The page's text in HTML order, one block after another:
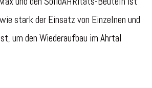
stark der Einsatz von Einzelnen und
um den Wiederaufbau im Ahrtal